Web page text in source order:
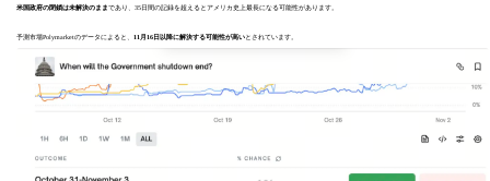
米国政府の閉鎖は未解決のままであり、35日間の記録を超えるとアメリカ史上最長になる可能性があります。
予測市場Polymarketのデータによると、 11月16日以降に解決する可能性が高いとされています。